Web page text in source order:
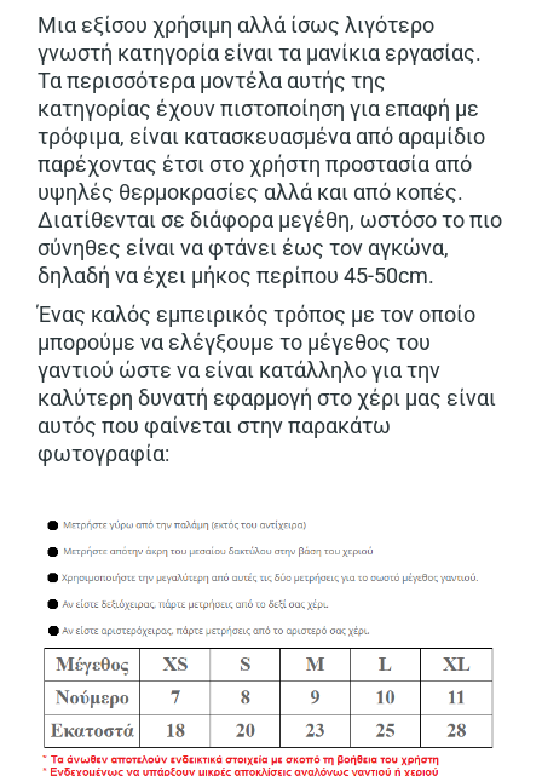
Μια εξίσου χρήσιμη αλλά ίσως λιγότερο
γνωστή κατηγορία είναι τα μανίκια εργασίας.
Τα περισσότερα μοντέλα αυτής της
κατηγορίας έχουν πιστοποίηση για επαφή με
τρόφιμα, είναι κατασκευασμένα από αραμίδιο
παρέχοντας έτσι στο χρήστη προστασία από
υψηλές θερμοκρασίες αλλά και από κοπές.
Διατίθενται σε διάφορα μεγέθη, ωστόσο το πιο
σύνηθες είναι να φτάνει έως τον αγκώνα,
δηλαδή να έχει μήκος περίπου 45-50cm.
Ένας καλός εμπειρικός τρόπος με τον οποίο
μπορούμε να ελέγξουμε το μέγεθος του
γαντιού ώστε να είναι κατάλληλο για την
καλύτερη δυνατή εφαρμογή στο χέρι μας είναι
αυτός που φαίνεται στην παρακάτω
φωτογραφία: